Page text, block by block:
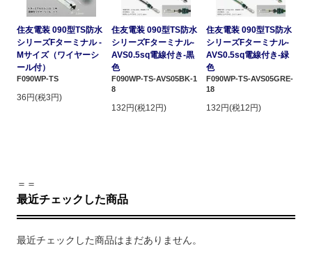
住友電装 090型TS防水
シリーズFターミナル -
Mサイズ（ワイヤーシ
ール付）
F090WP-TS
36円(税3円)
住友電装 090型TS防水
シリーズFターミナル-
AVS0.5sq電線付き-黒
色
F090WP-TS-AVS05BK-1
8
132円(税12円)
住友電装 090型TS防水
シリーズFターミナル-
AVS0.5sq電線付き-緑
色
F090WP-TS-AVS05GRE-
18
132円(税12円)
＝＝
最近チェックした商品
最近チェックした商品はまだありません。